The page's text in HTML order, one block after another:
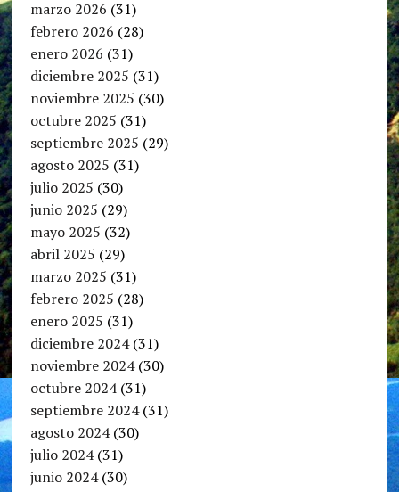
marzo 2026 (31)
febrero 2026 (28)
enero 2026 (31)
diciembre 2025 (31)
noviembre 2025 (30)
octubre 2025 (31)
septiembre 2025 (29)
agosto 2025 (31)
julio 2025 (30)
junio 2025 (29)
mayo 2025 (32)
abril 2025 (29)
marzo 2025 (31)
febrero 2025 (28)
enero 2025 (31)
diciembre 2024(31)
noviembre 2024(30)
octubre 2024(31)
septiembre 2024(31)
agosto 2024(30)
julio 2024(31)
junio 2024(30)